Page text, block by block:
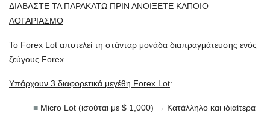
ΔΙΑΒΑΣΤΕ ΤΑ ΠΑΡΑΚΑΤΩ ΠΡΙΝ ΑΝΟΙΞΕΤΕ ΚΑΠΟΙΟ
ΛΟΓΑΡΙΑΣΜΟ
Το Forex Lot αποτελεί τη στάνταρ μονάδα διαπραγμάτευσης ενός
ζεύγους Forex.
Υπάρχουν 3 διαφορετικά μεγέθη Forex Lot:
■ Micro Lot (ισούται με $ 1,000) → Κατάλληλο και ιδιαίτερα